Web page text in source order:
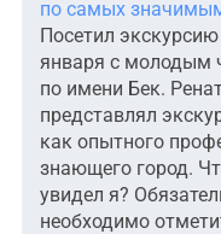
по самых
Посетил
января с молодым
по имени Бек.
представлял
как опытного
знающего город.
увидел я?
необходимо